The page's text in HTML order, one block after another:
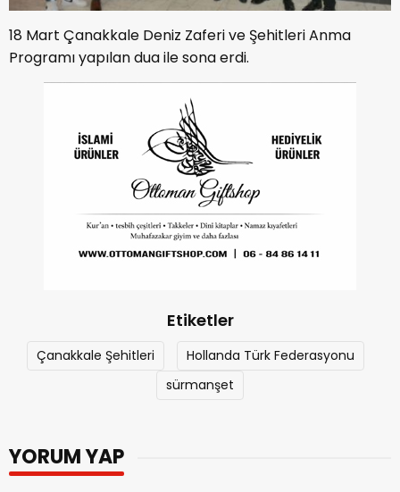
18 Mart Çanakkale Deniz Zaferi ve Şehitleri Anma
Programı yapılan dua ile sona erdi.
Etiketler
Çanakkale Şehitleri
Hollanda Türk Federasyonu
sürmanşet
YORUM YAP